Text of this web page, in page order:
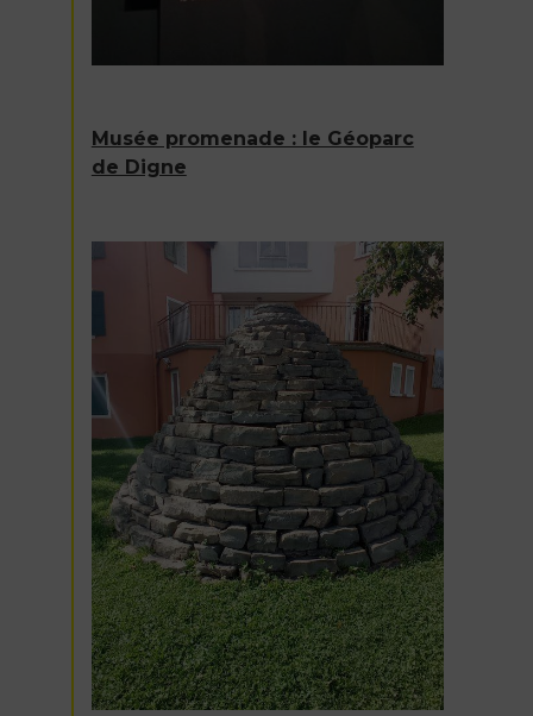
Musée promenade : le Géoparc
de Digne